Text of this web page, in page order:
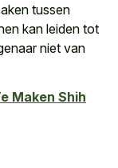
tussen
kan leiden tot
niet van
Maken Shih